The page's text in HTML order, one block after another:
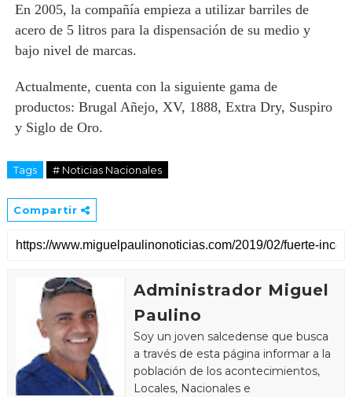
En 2005, la compañía empieza a utilizar barriles de
acero de 5 litros para la dispensación de su medio y
bajo nivel de marcas.
Actualmente, cuenta con la siguiente gama de
productos: Brugal Añejo, XV, 1888, Extra Dry, Suspiro
y Siglo de Oro.
Tags # Noticias Nacionales
Compartir
Administrador Miguel
Paulino
Soy un joven salcedense que busca
a través de esta página informar a la
población de los acontecimientos,
Locales, Nacionales e